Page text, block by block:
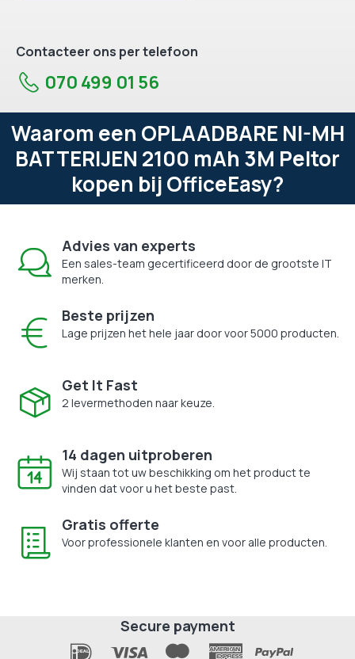
Contacteer ons per telefoon
070 499 01 56
Waarom een OPLAADBARE NI-MH
BATTERIJEN 2100 mAh 3M Peltor
kopen bij OfficeEasy?
Advies van experts
Een sales-team gecertificeerd door de grootste IT
merken.
Beste prijzen
Lage prijzen het hele jaar door voor 5000 producten.
Get It Fast
2 levermethoden naar keuze.
14 dagen uitproberen
Wij staan tot uw beschikking om het product te
vinden dat voor u het beste past.
Gratis offerte
Voor professionele klanten en voor alle producten.
Secure payment